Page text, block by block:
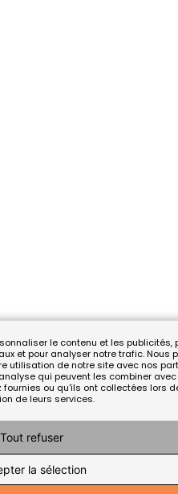
le contenu et les publicités,
et pour analyser notre trafic. Nous
utilisation de notre site avec nos
qui peuvent les combiner
ou qu'ils ont collectées lors
de leurs services.
Tout refuser
la sélection